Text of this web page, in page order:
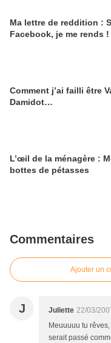
Ma lettre de reddition :
Facebook, je me rends !
Comment j’ai failli être
Damidot…
L’œil de la ménagère :
bottes de pétasses
Commentaires
Ajouter un
J Juliette 22/03/
Meuuuuu tu
serait passé